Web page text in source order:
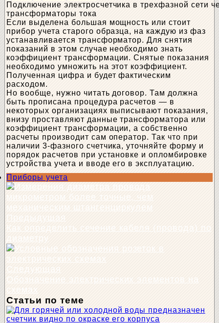
Подключение электросчетчика в трехфазной сети
трансформаторы тока
Если выделена большая мощность или стоит
прибор учета старого образца, на каждую из фаз
устанавливается трансформатор. Для снятия
показаний в этом случае необходимо знать
коэффициент трансформации. Снятые показания
необходимо умножить на этот коэффициент.
Полученная цифра и будет фактическим
расходом.
Но вообще, нужно читать договор. Там должна
быть прописана процедура расчетов — в
некоторых организациях выписывают показания,
внизу проставляют данные трансформатора или
коэффициент трансформации, а собственно
расчеты производит сам оператор. Так что при
наличии 3-фазного счетчика, уточняйте форму и
порядок расчетов при установке и опломбировке
устройства учета и вводе его в эксплуатацию.
Приборы учета
Предыдущая
Как определить сечение кабеля (провода) по
диаметру
Следующая
Обозначение электрических элементов на
схемах
Статьи по теме